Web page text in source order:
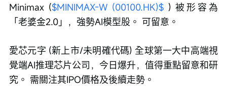
Minimax ($MINIMAX-W (00100.HK)$ ) 被形容為
「老婆金2.0」，強勢AI模型股。 可留意。
愛芯元字 (新上市/未明確代碼) 全球第一大中高端視
覺端AI推理芯片公司，今日爆升，值得重點留意和研
究。 需關注其IPO價格及後續走勢。